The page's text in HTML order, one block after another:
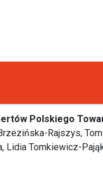
Polskiego
Rajszys,
Lidia Tomkiewicz-